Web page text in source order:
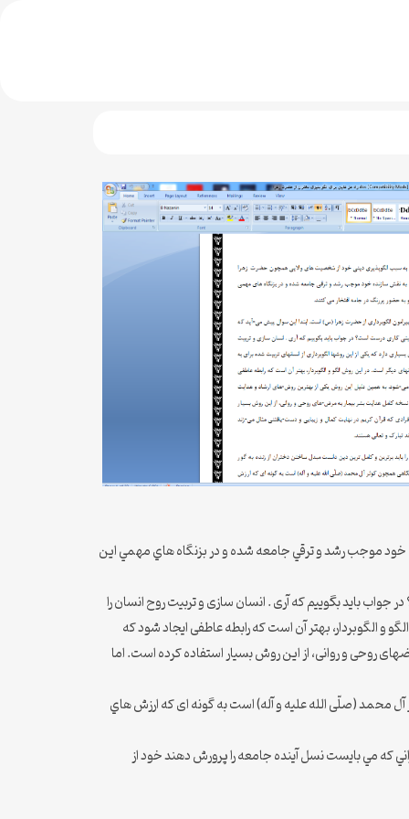
خود موجب رشد و ترقي جامعه شده و در بزنگاه هاي مهمي اين
جواب باید بگوییم که آری . انسان سازی و تربیت روح انسان را
و الگوبردار، بهتر آن است که رابطه عاطفی ایجاد شود که
روحی و روانی، از این روش بسیار استفاده کرده است. اما
آل محمد (صلّی الله علیه و آله) است به گونه ای که ارزش هاي
كه مي بايست نسل آينده جامعه را پرورش دهند خود از